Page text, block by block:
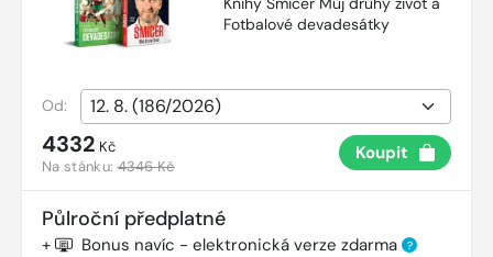
Fotbalové devadesátky
Od:
4332 Kč
Na stánku:4346 Kč
Koupit
Půlroční předplatné
+ Bonus navíc - elektronická verze zdarma ?